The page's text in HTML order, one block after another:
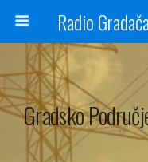
Gradsko